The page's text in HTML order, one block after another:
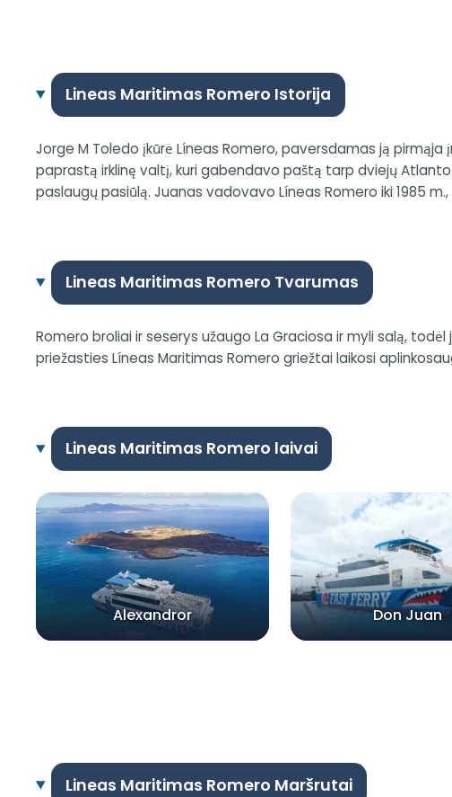
Lineas Maritimas Romero Istorija
Jorge M Toledo įkūrė Líneas Romero, paversdamas ją
paprastą irklinę valtį, kuri gabendavo paštą tarp dviejų
paslaugų pasiūlą. Juanas vadovavo Líneas Romero iki 1985
Lineas Maritimas Romero Tvarumas
Romero broliai ir seserys užaugo La Graciosa ir myli salą,
priežasties Líneas Maritimas Romero griežtai laikosi
Lineas Maritimas Romero laivai
Alexandror Don Juan
Lineas Maritimas Romero Maršrutai